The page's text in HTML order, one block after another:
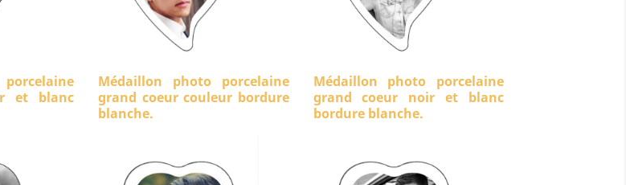
et blanc
Médaillon photo porcelaine
grand coeur couleur bordure
blanche.
Médaillon photo porcelaine
grand coeur noir et blanc
bordure blanche.